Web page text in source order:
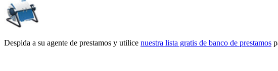
Despida a su agente de prestamos y utilice nuestra lista gratis de banco de prestamos